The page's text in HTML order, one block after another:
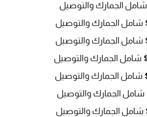
شامل الجمارك والتوصيل
شامل الجمارك والتوصيل
شامل الجمارك والتوصيل
شامل الجمارك والتوصيل
شامل الجمارك والتوصيل
شامل الجمارك والتوصيل
شامل الجمارك والتوصيل